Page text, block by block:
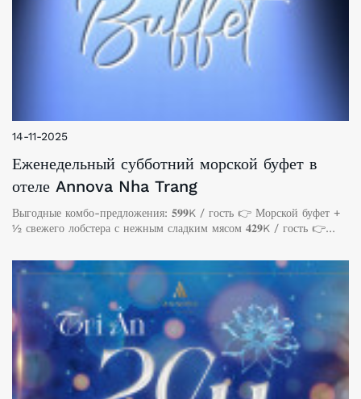
14-11-2025
Еженедельный субботний морской буфет в
отеле Annova Nha Trang
Выгодные комбо-предложения: 𝟓𝟗𝟗K / гость 👉 Морской буфет +
½ свежего лобстера с нежным сладким мясом 𝟒𝟐𝟗K / гость 👉
каждую субботу 📍 Место: Ресторан Noori – 3 этаж, отель
Annova Nha Trang